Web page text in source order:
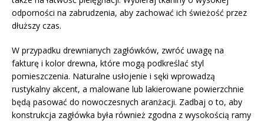
odporności na zabrudzenia, aby zachować ich świeżość przez
dłuższy czas.
W przypadku drewnianych zagłówków, zwróć uwagę na
fakturę i kolor drewna, które mogą podkreślać styl
pomieszczenia. Naturalne usłojenie i sęki wprowadzą
rustykalny akcent, a malowane lub lakierowane powierzchnie
będą pasować do nowoczesnych aranżacji. Zadbaj o to, aby
konstrukcja zagłówka była również zgodna z wysokością ramy